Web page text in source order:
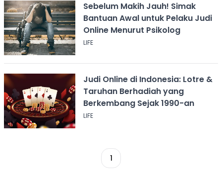
Sebelum Makih Jauh! Simak
Bantuan Awal untuk Pelaku Judi
Online Menurut Psikolog
LIFE
Judi Online di Indonesia: Lotre &
Taruhan Berhadiah yang
Berkembang Sejak 1990-an
LIFE
1